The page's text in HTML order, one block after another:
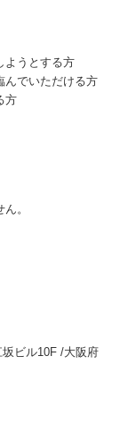
ようとする方
んでいただける方
方
。
ビル10F /大阪府